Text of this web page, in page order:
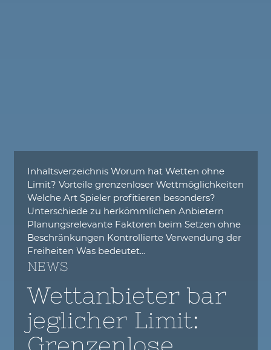
Inhaltsverzeichnis Worum hat Wetten ohne
Limit? Vorteile grenzenloser Wettmöglichkeiten
Welche Art Spieler profitieren besonders?
Unterschiede zu herkömmlichen Anbietern
Planungsrelevante Faktoren beim Setzen ohne
Beschränkungen Kontrollierte Verwendung der
Freiheiten Was bedeutet…
NEWS
Wettanbieter bar
jeglicher Limit: